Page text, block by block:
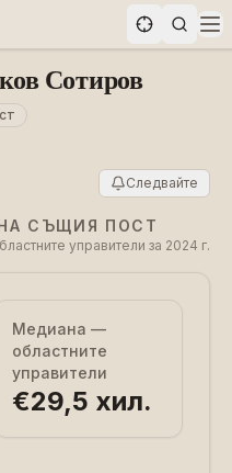
избори
Сотиров
Следвайте
СЪЩИЯ ПОСТ
управители за 2024 г.
Медиана —
областните
управители
€29,5 хил.